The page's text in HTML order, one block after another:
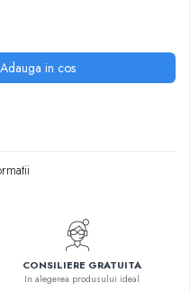
Adauga in cos
CONSILIERE GRATUITA
In alegerea produsului ideal